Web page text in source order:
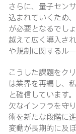
さらに、量子セン
込まれていくため
が必要となるでし
越えて広く導入さ
や規制に関するル
こうした課題をク
は業界を再編し、
と確信しています
欠なインフラを守
術を新たな段階に
変動が長期的に及